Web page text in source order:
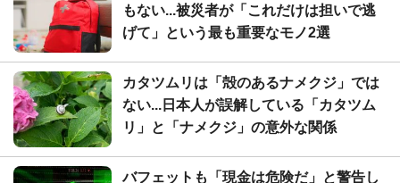
もない...被災者が「これだけは担いで逃
げて」という最も重要なモノ2選
カタツムリは「殻のあるナメクジ」では
ない...日本人が誤解している「カタツム
リ」と「ナメクジ」の意外な関係
バフェットも「現金は危険だ」と警告し